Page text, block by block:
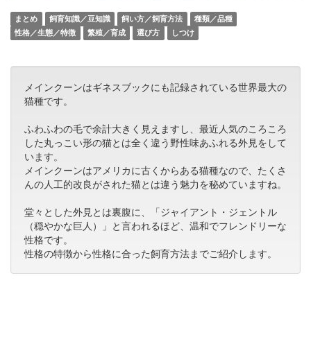
まとめ 飼育知識／豆知識 飼い方／飼育方法
種類／品種
性格／生態／特徴
繁殖／育成 選び方 しつけ
メインクーンはギネスブックにも記録されている世界最大の
猫種です。
ふわふわの毛で余計大きく見えますし、最近人気のころころ
した丸っこい形の猫とは全く違う野性味あふれる外見をして
います。
メインクーンはアメリカに古くからある猫種なので、たくさ
んの人工的改良がされた猫とは違う魅力を秘めていますね。
堂々とした外見とは裏腹に、「ジャイアント・ジェントル
（穏やかな巨人）」と言われるほど、温和でフレンドリーな
性格です。
性格の特徴から性格に合った飼育方法までご紹介します。